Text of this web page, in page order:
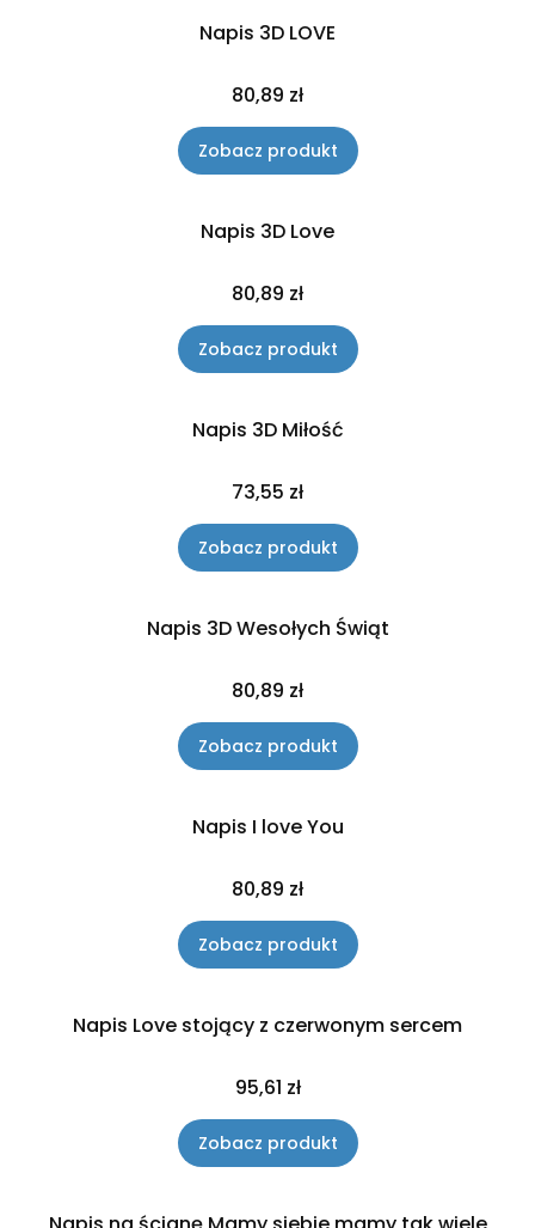
Napis 3D LOVE
Cena
80,89 zł
Zobacz produkt
Napis 3D Love
Cena
80,89 zł
Zobacz produkt
Napis 3D Miłość
Cena
73,55 zł
Zobacz produkt
Napis 3D Wesołych Świąt
Cena
80,89 zł
Zobacz produkt
Napis I love You
Cena
80,89 zł
Zobacz produkt
Napis Love stojący z czerwonym sercem
Cena
95,61 zł
Zobacz produkt